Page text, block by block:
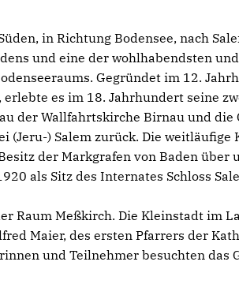
in Richtung Bodensee, nach
und eine der wohlhabendsten
Gegründet im 12.
es im 18. Jahrhundert seine
der Wallfahrtskirche Birnau und
(Jeru-) Salem zurück. Die
der Markgrafen von Baden über
als Sitz des Internates Schloss
Raum Meßkirch. Die Kleinstadt im
Maier, des ersten Pfarrers der
und Teilnehmer besuchten das